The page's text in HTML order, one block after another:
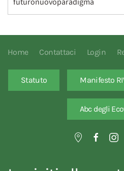
Home Contattaci Login
Statuto Manifesto
Abc degli